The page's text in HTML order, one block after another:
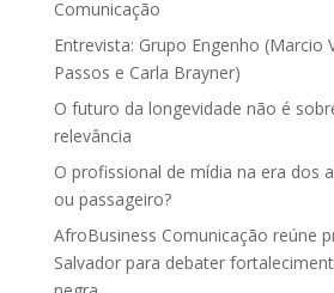
Comunicação
Entrevista: Grupo Engenho (Marcio
Passos e Carla Brayner)
O futuro da longevidade não é
relevância
O profissional de mídia na era dos
ou passageiro?
AfroBusiness Comunicação reúne
Salvador para debater